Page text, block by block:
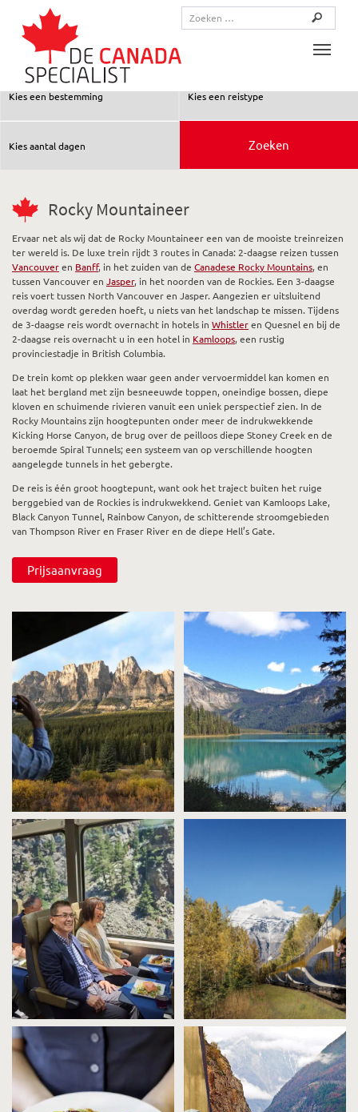
Rocky Mountaineer
Ervaar net als wij dat de Rocky Mountaineer een van de mooiste treinreizen
ter wereld is. De luxe trein rijdt 3 routes in Canada: 2-daagse reizen tussen
Vancouveren Banff, in het zuiden van de Canadese Rocky Mountains, en
tussen Vancouver en Jasper, in het noorden van de Rockies. Een 3-daagse
reis voert tussen North Vancouver en Jasper. Aangezien er uitsluitend
overdag wordt gereden hoeft, u niets van het landschap te missen. Tijdens
de 3-daagse reis wordt overnacht in hotels in Whistleren Quesnel en bij de
2-daagse reis overnacht u in een hotel in Kamloops, een rustig
provinciestadje in British Columbia.
De trein komt op plekken waar geen ander vervoermiddel kan komen en
laat het bergland met zijn besneeuwde toppen, oneindige bossen, diepe
kloven en schuimende rivieren vanuit een uniek perspectief zien. In de
Rocky Mountains zijn hoogtepunten onder meer de indrukwekkende
Kicking Horse Canyon, de brug over de peilloos diepe Stoney Creek en de
beroemde Spiral Tunnels; een systeem van op verschillende hoogten
aangelegde tunnels in het gebergte.
De reis is één groot hoogtepunt, want ook het traject buiten het ruige
berggebied van de Rockies is indrukwekkend. Geniet van Kamloops Lake,
Black Canyon Tunnel, Rainbow Canyon, de schitterende stroomgebieden
van Thompson River en Fraser River en de diepe Hell’s Gate.
Prijsaanvraag